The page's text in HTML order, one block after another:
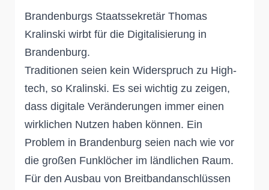
Brandenburgs Staatssekretär Thomas
Kralinski wirbt für die Digitalisierung in
Brandenburg.
Traditionen seien kein Widerspruch zu High-
tech, so Kralinski. Es sei wichtig zu zeigen,
dass digitale Veränderungen immer einen
wirklichen Nutzen haben können. Ein
Problem in Brandenburg seien nach wie vor
die großen Funklöcher im ländlichen Raum.
Für den Ausbau von Breitbandanschlüssen